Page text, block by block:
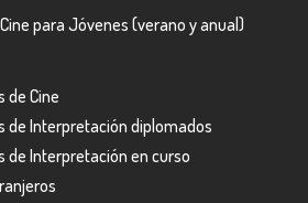
para Jóvenes (verano y anual)
de Cine
de Interpretación diplomados
de Interpretación en curso